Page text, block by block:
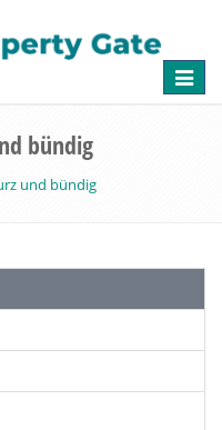
Toggle
bündig
und bündig